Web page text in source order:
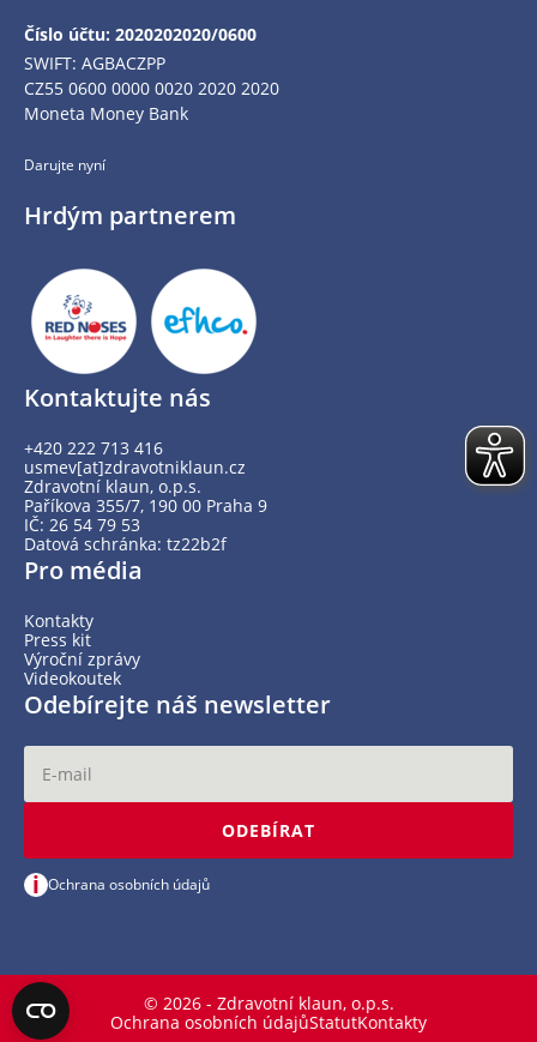
Číslo účtu: 2020202020/0600
SWIFT: AGBACZPP
CZ55 0600 0000 0020 2020 2020
Moneta Money Bank
Darujte nyní
Hrdým partnerem
Kontaktujte nás
+420 222 713 416
usmev[at]zdravotniklaun.cz
Zdravotní klaun, o.p.s.
Paříkova 355/7, 190 00 Praha 9
IČ: 26 54 79 53
Datová schránka: tz22b2f
Pro média
Kontakty
Press kit
Výroční zprávy
Videokoutek
Odebírejte náš newsletter
ODEBÍRAT
i Ochrana osobních údajů
© 2026 - Zdravotní klaun, o.p.s.
Ochrana osobních údajůStatutKontakty